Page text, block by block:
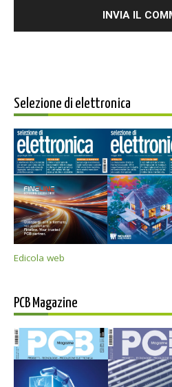
Selezione di elettronica
Edicola web
PCB Magazine